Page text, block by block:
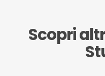
Scopri